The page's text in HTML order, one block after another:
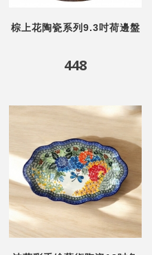
棕上花陶瓷系列9.3吋荷邊盤
448